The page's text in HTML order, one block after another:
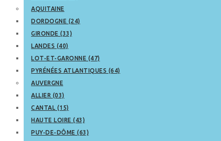
AQUITAINE
DORDOGNE (24)
GIRONDE (33)
LANDES (40)
LOT-ET-GARONNE (47)
PYRÉNÉES ATLANTIQUES (64)
AUVERGNE
ALLIER (03)
CANTAL (15)
HAUTE LOIRE (43)
PUY-DE-DÔME (63)